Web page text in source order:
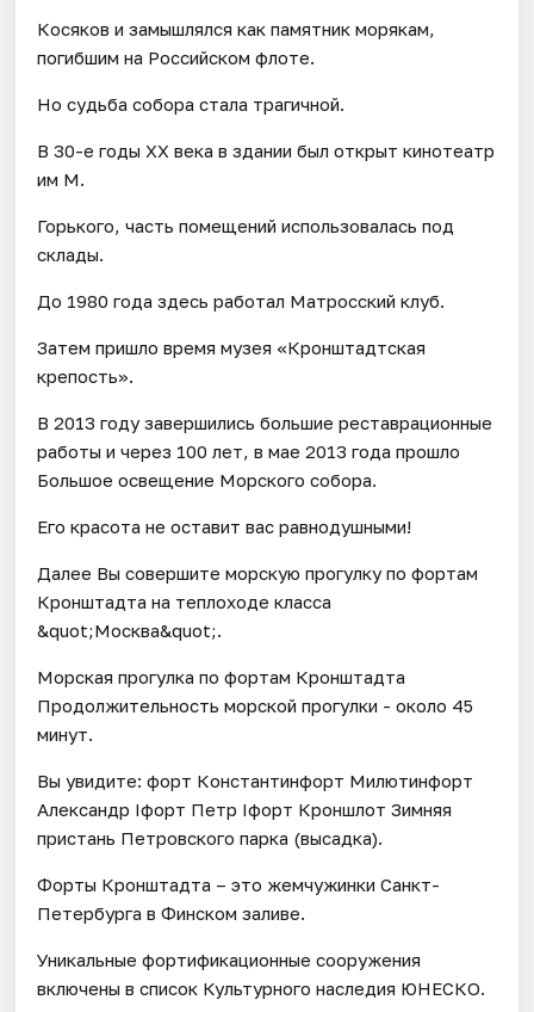
Косяков и замышлялся как памятник морякам,
погибшим на Российском флоте.
Но судьба собора стала трагичной.
В 30-е годы XX века в здании был открыт кинотеатр
им М.
Горького, часть помещений использовалась под
склады.
До 1980 года здесь работал Матросский клуб.
Затем пришло время музея «Кронштадтская
крепость».
В 2013 году завершились большие реставрационные
работы и через 100 лет, в мае 2013 года прошло
Большое освещение Морского собора.
Его красота не оставит вас равнодушными!
Далее Вы совершите морскую прогулку по фортам
Кронштадта на теплоходе класса
&quot;Москва&quot;.
Морская прогулка по фортам Кронштадта
Продолжительность морской прогулки - около 45
минут.
Вы увидите: форт Константинфорт Милютинфорт
Александр Iфорт Петр Iфорт Кроншлот Зимняя
пристань Петровского парка (высадка).
Форты Кронштадта – это жемчужинки Санкт-
Петербурга в Финском заливе.
Уникальные фортификационные сооружения
включены в список Культурного наследия ЮНЕСКО.